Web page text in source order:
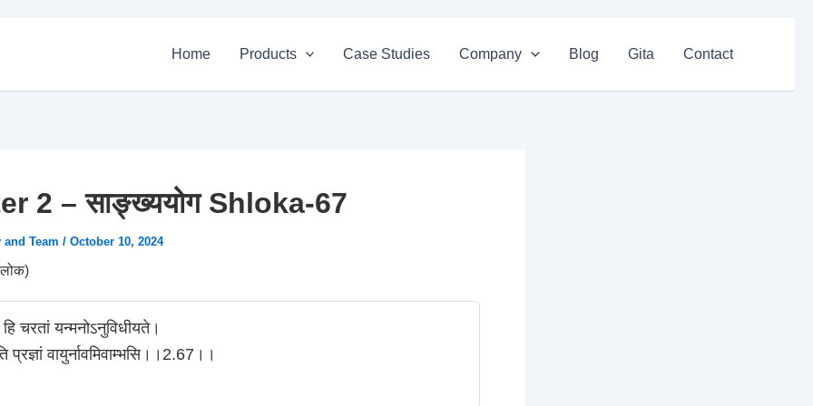
Home Products Case Studies Company Blog Gita Contact
2 – साङ्ख्ययोग Shloka-67
and Team / October 10, 2024
हि चरतां यन्मनोऽनुविधीयते।
प्रज्ञां वायुर्नावमिवाम्भसि।।2.67।।